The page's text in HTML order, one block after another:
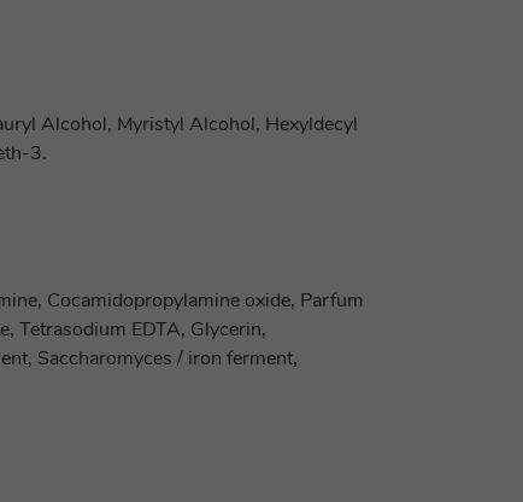
Alcohol, Myristyl Alcohol, Hexyldecyl
3.
Cocamidopropylamine oxide, Parfum
Tetrasodium EDTA, Glycerin,
Saccharomyces / iron ferment,